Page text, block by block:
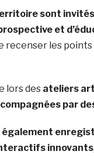
sont
et
recenser les
lors des ateliers
par
innovants